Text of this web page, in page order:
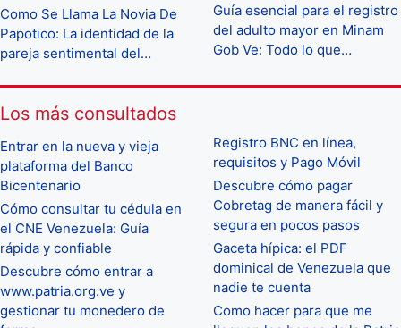
Como Se Llama La Novia De
Papotico: La identidad de la
pareja sentimental del…
Guía esencial para el registro
del adulto mayor en Minam
Gob Ve: Todo lo que…
Los más consultados
Entrar en la nueva y vieja
plataforma del Banco
Bicentenario
Cómo consultar tu cédula en
el CNE Venezuela: Guía
rápida y confiable
Descubre cómo entrar a
www.patria.org.ve y
gestionar tu monedero de
Registro BNC en línea,
requisitos y Pago Móvil
Descubre cómo pagar
Cobretag de manera fácil y
segura en pocos pasos
Gaceta hípica: el PDF
dominical de Venezuela que
nadie te cuenta
Como hacer para que me